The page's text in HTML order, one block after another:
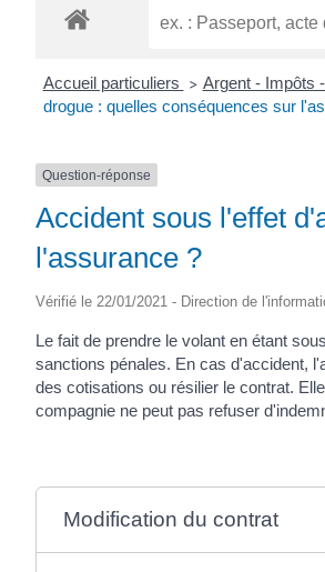
Accueil particuliers > Argent - Impôts
drogue : quelles conséquences sur
Question-réponse
Accident sous l'effet
l'assurance ?
Vérifié le 22/01/2021 - Direction de
Le fait de prendre le volant en étant
sanctions pénales. En cas d'accident,
des cotisations ou résilier le contrat.
compagnie ne peut pas refuser
Modification du contrat